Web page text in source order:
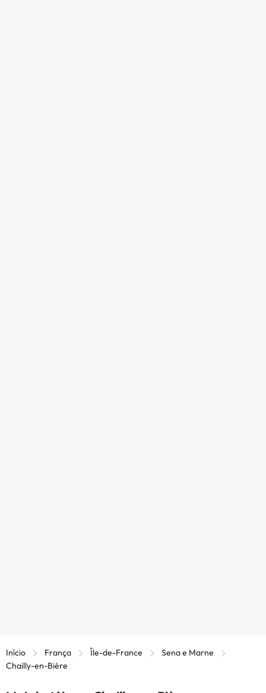
Início França Île-de-France
Sena e Marne
Chailly-en-Bière